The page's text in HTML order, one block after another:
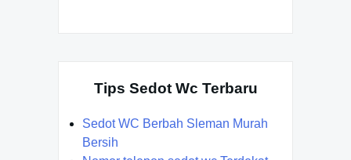
Tips Sedot Wc Terbaru
Sedot WC Berbah Sleman Murah
Bersih